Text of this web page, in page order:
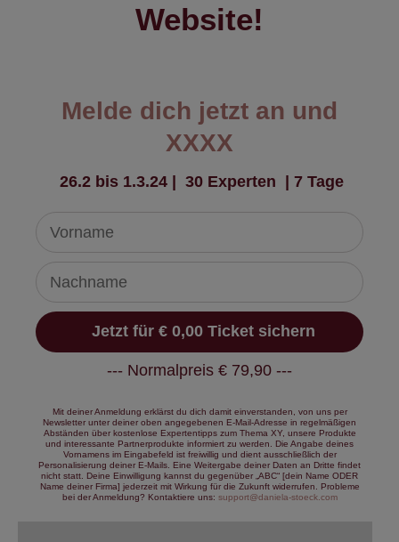
Website!
Melde dich jetzt an und
XXXX
26.2 bis 1.3.24 | 30 Experten | 7 Tage
--- Normalpreis € 79,90 ---
Mit deiner Anmeldung erklärst du dich damit einverstanden, von uns per
Newsletter unter deiner oben angegebenen E-Mail-Adresse in regelmäßigen
Abständen über kostenlose Expertentipps zum Thema XY, unsere Produkte
und interessante Partnerprodukte informiert zu werden. Die Angabe deines
Vornamens im Eingabefeld ist freiwillig und dient ausschließlich der
Personalisierung deiner E-Mails. Eine Weitergabe deiner Daten an Dritte findet
nicht statt. Deine Einwilligung kannst du gegenüber „ABC“ [dein Name ODER
Name deiner Firma] jederzeit mit Wirkung für die Zukunft widerrufen. Probleme
bei der Anmeldung? Kontaktiere uns: support@daniela-stoeck.com